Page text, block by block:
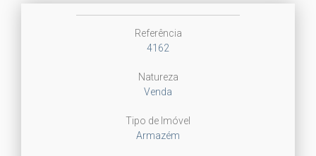
Referência
4162
Natureza
Venda
Tipo de Imóvel
Armazém